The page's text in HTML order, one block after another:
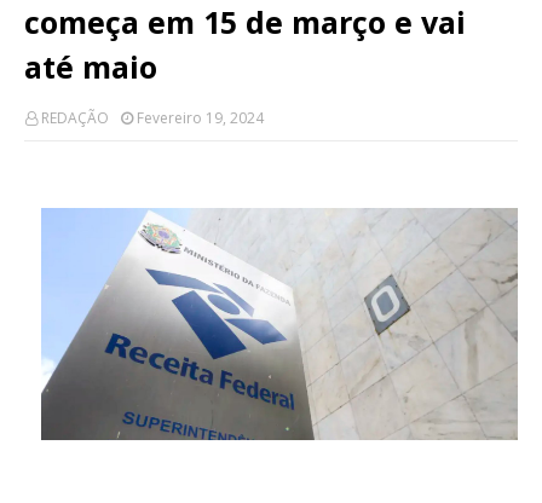
começa em 15 de março e vai
até maio
REDAÇÃO Fevereiro 19, 2024